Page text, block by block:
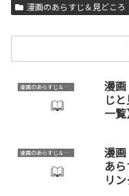
漫画のあらすじ＆見どころ
漫画のあらすじ＆見どころ
漫
じ
一覧
漫画のあらすじ＆見どころ
漫
あ
リン